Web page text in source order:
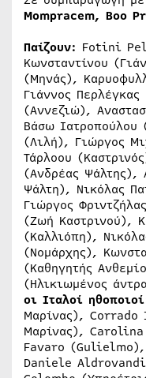
Mompracem, Boo
Παίζουν: Fotini
Κωνσταντίνου
(Μηνάς),
Γιάννος
(Αννεζιώ),
Βάσω Ιατροπούλου
(Λιλή), Γιώργος
Τάρλοου
(Ανδρέας Ψάλτης),
Ψάλτη), Νικόλας
Γιώργος
(Ζωή Καστρινού),
(Καλλιόπη),
(Νομάρχης),
(Καθηγητής
(Ηλικιωμένος
οι Ιταλοί
Μαρίνας),
Μαρίνας),
Favaro
Daniele